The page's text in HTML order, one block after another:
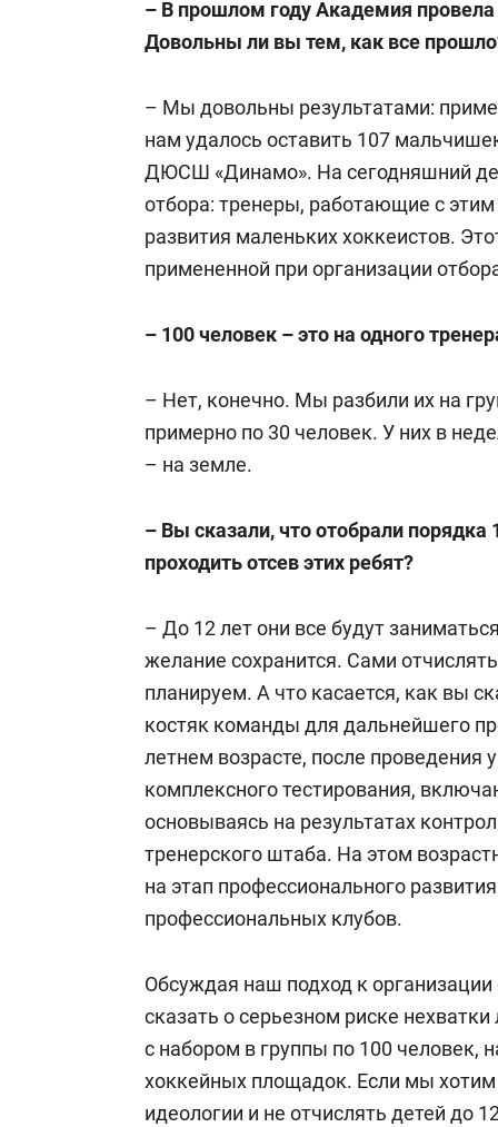
– В прошлом году Академия
Довольны ли вы тем, как все
– Мы довольны результатами:
нам удалось оставить 107
ДЮСШ «Динамо». На сегодняшний
отбора: тренеры, работающие с
развития маленьких хоккеистов.
примененной при организации
– 100 человек – это на одного
– Нет, конечно. Мы разбили их на
примерно по 30 человек. У них в
– на земле.
– Вы сказали, что отобрали
проходить отсев этих ребят?
– До 12 лет они все будут
желание сохранится. Сами
планируем. А что касается, как вы
костяк команды для дальнейшего
летнем возрасте, после проведения
комплексного тестирования,
основываясь на результатах
тренерского штаба. На этом
на этап профессионального
профессиональных клубов.
Обсуждая наш подход к
сказать о серьезном риске
с набором в группы по 100 человек,
хоккейных площадок. Если мы
идеологии и не отчислять детей до